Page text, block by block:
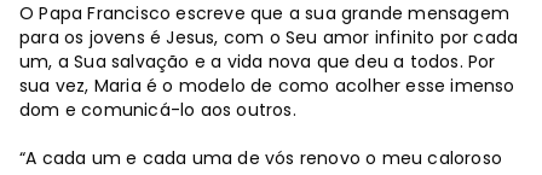
O Papa Francisco escreve que a sua grande mensagem
para os jovens é Jesus, com o Seu amor infinito por cada
um, a Sua salvação e a vida nova que deu a todos. Por
sua vez, Maria é o modelo de como acolher esse imenso
dom e comunicá-lo aos outros.
“A cada um e cada uma de vós renovo o meu caloroso